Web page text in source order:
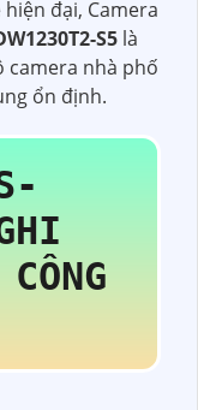
đại, Camera
S5 là
camera nhà phố
ổn định.